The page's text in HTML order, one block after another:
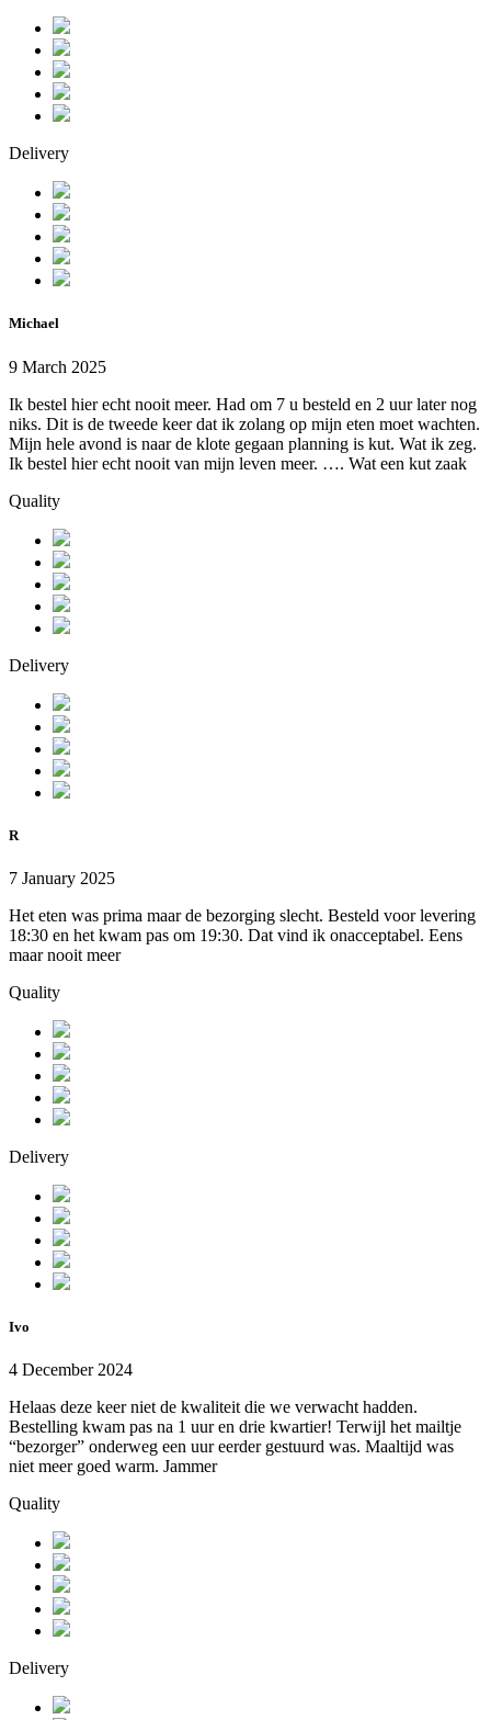
Delivery
Michael
9 March 2025
Ik bestel hier echt nooit meer. Had om 7 u besteld en 2 uur later nog
niks. Dit is de tweede keer dat ik zolang op mijn eten moet wachten.
Mijn hele avond is naar de klote gegaan planning is kut. Wat ik zeg.
Ik bestel hier echt nooit van mijn leven meer. …. Wat een kut zaak
Quality
Delivery
R
7 January 2025
Het eten was prima maar de bezorging slecht. Besteld voor levering
18:30 en het kwam pas om 19:30. Dat vind ik onacceptabel. Eens
maar nooit meer
Quality
Delivery
Ivo
4 December 2024
Helaas deze keer niet de kwaliteit die we verwacht hadden.
Bestelling kwam pas na 1 uur en drie kwartier! Terwijl het mailtje
“bezorger” onderweg een uur eerder gestuurd was. Maaltijd was
niet meer goed warm. Jammer
Quality
Delivery